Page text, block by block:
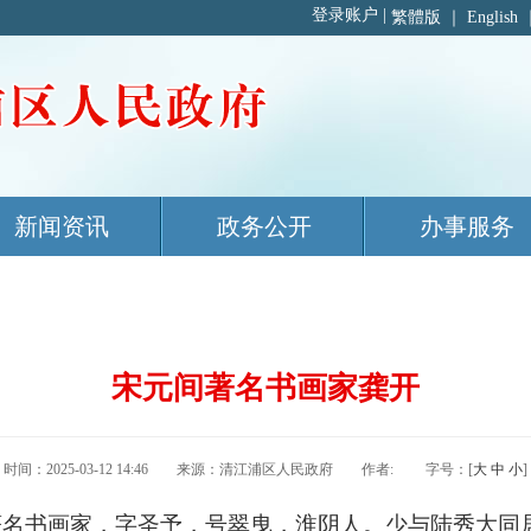
繁體版 English
新闻资讯 政务公开 办事服务
宋元间著名书画家龚开
时间：2025-03-12 14:46 来源：清江浦区人民政府 作者: 字号：[大 中 小]
书画家，字圣予，号翠曳，淮阴人。少与陆秀大